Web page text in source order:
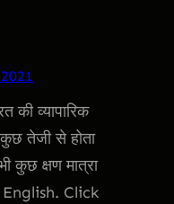
की व्यापारिक
तेजी से होता
कुछ क्षण मात्रा
Click